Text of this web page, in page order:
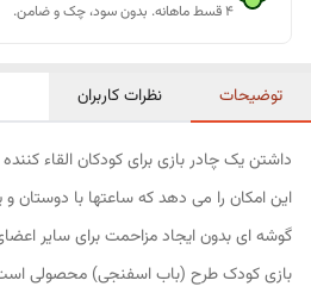
۴ قسط ماهانه. بدون سود، چک و ضامن.
توضیحات نظرات کاربران
داشتن یک چادر بازی برای کودکان القاء
این امکان را می دهد که ساعتها با دوستان
گوشه ای بدون ایجاد مزاحمت برای سایر
بازی کودک طرح (باب اسفنجی) محصولی است